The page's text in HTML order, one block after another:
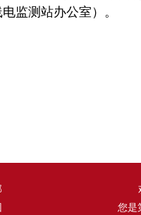
监测站办公室）。
您是